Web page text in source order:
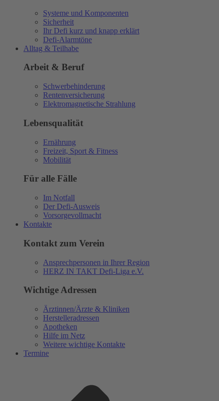
Systeme und Komponenten
Sicherheit
Ihr Defi kurz und knapp erklärt
Defi-Alarmtöne
Alltag & Teilhabe
Arbeit & Beruf
Schwerbehinderung
Rentenversicherung
Elektromagnetische Strahlung
Lebensqualität
Ernährung
Freizeit, Sport & Fitness
Mobilität
Für alle Fälle
Im Notfall
Der Defi-Ausweis
Vorsorgevollmacht
Kontakte
Kontakt zum Verein
Ansprechpersonen in Ihrer Region
HERZ IN TAKT Defi-Liga e.V.
Wichtige Adressen
Ärztinnen/Ärzte & Kliniken
Herstelleradressen
Apotheken
Hilfe im Netz
Weitere wichtige Kontakte
Termine